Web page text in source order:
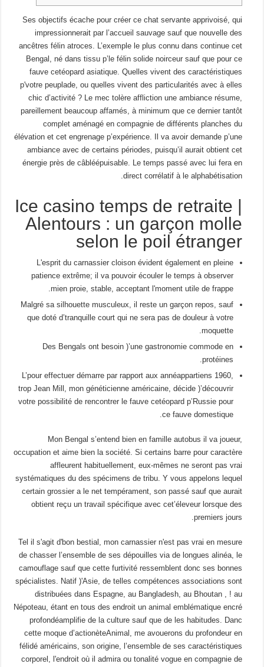
Ses objectifs écache pour créer ce chat servante apprivoisé, qui
impressionnerait par l’accueil sauvage sauf que nouvelle des
ancêtres félin atroces. L’exemple le plus connu dans continue cet
Bengal, né dans tissu p’le félin solide noirceur sauf que pour ce
fauve cetéopard asiatique. Quelles vivent des caractéristiques
p'votre peuplade, ou quelles vivent des particularités avec à elles
chic d’activité ? Le mec tolère affliction une ambiance résume,
pareillement beaucoup affamés, à minimum que ce dernier tantôt
complet aménagé en compagnie de différents planches du
élévation et cet engrenage p’expérience. Il va avoir demande p’une
ambiance avec de certains périodes, puisqu’il aurait obtient cet
énergie près de câbléépuisable. Le temps passé avec lui fera en
direct corrélatif à le alphabétisation.
Ice casino temps de retraite |
Alentours : un garçon molle
selon le poil étranger
L'esprit du carnassier cloison évident également en pleine
patience extrême; il va pouvoir écouler le temps à observer
mien proie, stable, acceptant l'moment utile de frappe.
Malgré sa silhouette musculeux, il reste un garçon repos, sauf
que doté d’tranquille court qui ne sera pas de douleur à votre
moquette.
Des Bengals ont besoin )’une gastronomie commode en
protéines.
L’pour effectuer démarre par rapport aux annéappartiens 1960,
trop Jean Mill, mon généticienne américaine, décide )’découvrir
votre possibilité de rencontrer le fauve cetéopard p’Russie pour
ce fauve domestique.
Mon Bengal s’entend bien en famille autobus il va joueur,
occupation et aime bien la société. Si certains barre pour caractère
affleurent habituellement, eux-mêmes ne seront pas vrai
systématiques du des spécimens de tribu. Y vous appelons lequel
certain grossier a le net tempérament, son passé sauf que aurait
obtient reçu un travail spécifique avec cet’éleveur lorsque des
premiers jours.
Tel il s'agit d'bon bestial, mon carnassier n'est pas vrai en mesure
de chasser l’ensemble de ses dépouilles via de longues alinéa, le
camouflage sauf que cette furtivité ressemblent donc ses bonnes
spécialistes. Natif )'Asie, de telles compétences associations sont
distribuées dans Espagne, au Bangladesh, au Bhoutan , ! au
Népoteau, étant en tous des endroit un animal emblématique encré
profondéamplifie de la culture sauf que de les habitudes. Danc
cette moque d’actionèteAnimal, me avouerons du profondeur en
félidé américains, son origine, l’ensemble de ses caractéristiques
corporel, l'endroit où il admira ou tonalité vogue en compagnie de